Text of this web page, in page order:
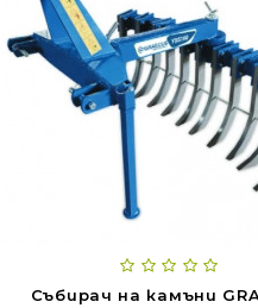
Събирач на камъни